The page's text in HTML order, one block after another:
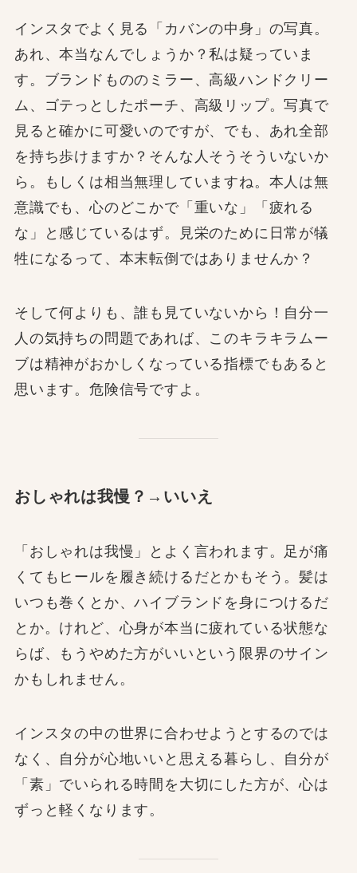
インスタでよく見る「カバンの中身」の写真。
あれ、本当なんでしょうか？私は疑っていま
す。ブランドもののミラー、高級ハンドクリー
ム、ゴテっとしたポーチ、高級リップ。写真で
見ると確かに可愛いのですが、でも、あれ全部
を持ち歩けますか？そんな人そうそういないか
ら。もしくは相当無理していますね。本人は無
意識でも、心のどこかで「重いな」「疲れる
な」と感じているはず。見栄のために日常が犠
牲になるって、本末転倒ではありませんか？
そして何よりも、誰も見ていないから！自分一
人の気持ちの問題であれば、このキラキラムー
ブは精神がおかしくなっている指標でもあると
思います。危険信号ですよ。
おしゃれは我慢？→いいえ
「おしゃれは我慢」とよく言われます。足が痛
くてもヒールを履き続けるだとかもそう。髪は
いつも巻くとか、ハイブランドを身につけるだ
とか。けれど、心身が本当に疲れている状態な
らば、もうやめた方がいいという限界のサイン
かもしれません。
インスタの中の世界に合わせようとするのでは
なく、自分が心地いいと思える暮らし、自分が
「素」でいられる時間を大切にした方が、心は
ずっと軽くなります。